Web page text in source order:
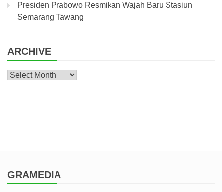
Presiden Prabowo Resmikan Wajah Baru Stasiun
Semarang Tawang
ARCHIVE
Archive
GRAMEDIA